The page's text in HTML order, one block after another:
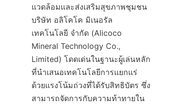
แวดล้อมและส่งเสริมสุขภาพชุมชน
บริษัท อลิโคโค มิเนอรัล
เทคโนโลยี จำกัด (Alicoco
Mineral Technology Co.,
Limited) โดดเด่นในฐานะผู้เล่นหลัก
ที่นำเสนอเทคโนโลยีการแยกแร่
ด้วยแรงโน้มถ่วงที่ได้รับสิทธิบัตร ซึ่ง
สามารถจัดการกับความท้าทายใน